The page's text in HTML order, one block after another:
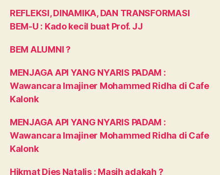
REFLEKSI, DINAMIKA, DAN TRANSFORMASI
BEM-U : Kado kecil buat Prof. JJ
BEM ALUMNI ?
MENJAGA API YANG NYARIS PADAM :
Wawancara Imajiner Mohammed Ridha di Cafe
Kalonk
MENJAGA API YANG NYARIS PADAM :
Wawancara Imajiner Mohammed Ridha di Cafe
Kalonk
Hikmat Dies Natalis : Masih adakah ?